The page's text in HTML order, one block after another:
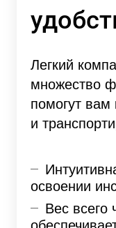
Легкий
множество
помогут вам
и
освоении
Вес всего